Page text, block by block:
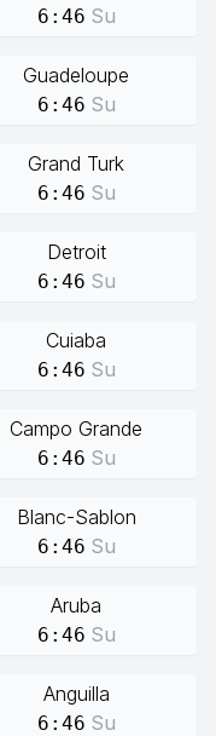
6:46 Su
Guadeloupe
6:46 Su
Grand Turk
6:46 Su
Detroit
6:46 Su
Cuiaba
6:46 Su
Campo Grande
6:46 Su
Blanc-Sablon
6:46 Su
Aruba
6:46 Su
Anguilla
6:46 Su